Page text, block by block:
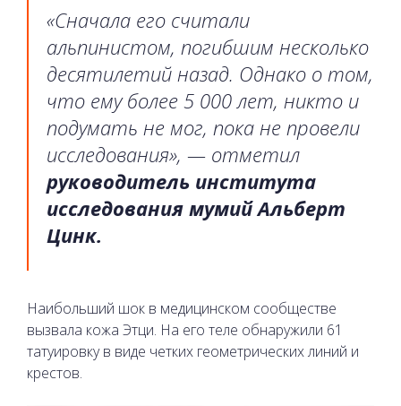
«Сначала его считали
альпинистом, погибшим несколько
десятилетий назад. Однако о том,
что ему более 5 000 лет, никто и
подумать не мог, пока не провели
исследования», — отметил
руководитель института
исследования мумий Альберт
Цинк.
Наибольший шок в медицинском сообществе
вызвала кожа Этци. На его теле обнаружили 61
татуировку в виде четких геометрических линий и
крестов.